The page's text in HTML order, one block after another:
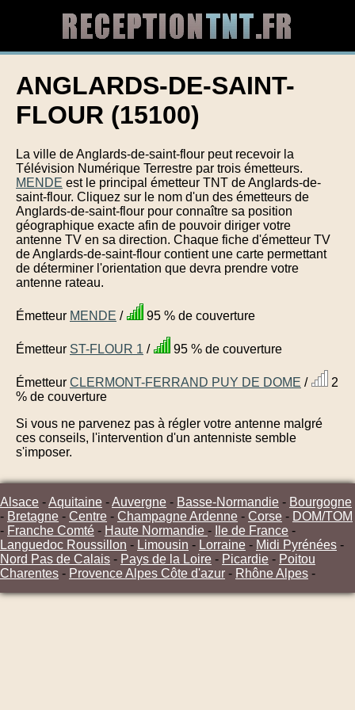
ANGLARDS-DE-SAINT-
FLOUR (15100)
La ville de Anglards-de-saint-flour peut recevoir la
Télévision Numérique Terrestre par trois émetteurs.
MENDE est le principal émetteur TNT de Anglards-de-
saint-flour. Cliquez sur le nom d'un des émetteurs de
Anglards-de-saint-flour pour connaître sa position
géographique exacte afin de pouvoir diriger votre
antenne TV en sa direction. Chaque fiche d'émetteur TV
de Anglards-de-saint-flour contient une carte permettant
de déterminer l'orientation que devra prendre votre
antenne rateau.
Émetteur MENDE / 95 % de couverture
Émetteur ST-FLOUR 1 / 95 % de couverture
Émetteur CLERMONT-FERRAND PUY DE DOME /
2
% de couverture
Si vous ne parvenez pas à régler votre antenne malgré
ces conseils, l'intervention d'un antenniste semble
s'imposer.
Alsace -Aquitaine -Auvergne - Basse-Normandie - Bourgogne
- Bretagne - Centre - Champagne Ardenne - Corse - DOM/TOM
- Franche Comté - Haute Normandie - Ile de France -
Languedoc Roussillon - Limousin - Lorraine - Midi Pyrénées -
Nord Pas de Calais - Pays de la Loire - Picardie - Poitou
Charentes - Provence Alpes Côte d'azur - Rhône Alpes -